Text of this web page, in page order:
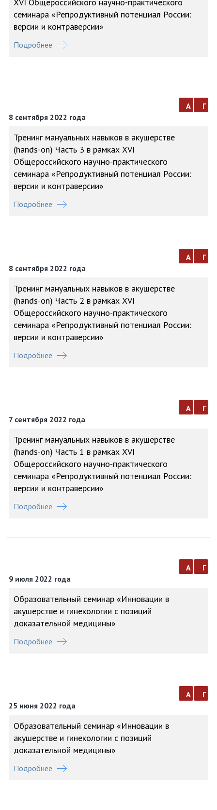
XVI Общероссийского научно-практического
семинара «Репродуктивный потенциал России:
версии и контраверсии»
Подробнее
8 сентября 2022 года
а г
Тренинг мануальных навыков в акушерстве
(hands-on) Часть 3 в рамках XVI
Общероссийского научно-практического
семинара «Репродуктивный потенциал России:
версии и контраверсии»
Подробнее
8 сентября 2022 года
а г
Тренинг мануальных навыков в акушерстве
(hands-on) Часть 2 в рамках XVI
Общероссийского научно-практического
семинара «Репродуктивный потенциал России:
версии и контраверсии»
Подробнее
7 сентября 2022 года
а г
Тренинг мануальных навыков в акушерстве
(hands-on) Часть 1 в рамках XVI
Общероссийского научно-практического
семинара «Репродуктивный потенциал России:
версии и контраверсии»
Подробнее
9 июля 2022 года
а г
Образовательный семинар «Инновации в
акушерстве и гинекологии с позиций
доказательной медицины»
Подробнее
25 июня 2022 года
а г
Образовательный семинар «Инновации в
акушерстве и гинекологии с позиций
доказательной медицины»
Подробнее